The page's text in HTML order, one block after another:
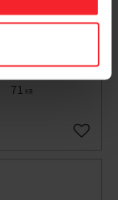
300mm Vit,
001680791
71 KR
Lägg